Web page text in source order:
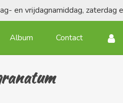
en vrijdagnamiddag, zaterdag
Album Contact